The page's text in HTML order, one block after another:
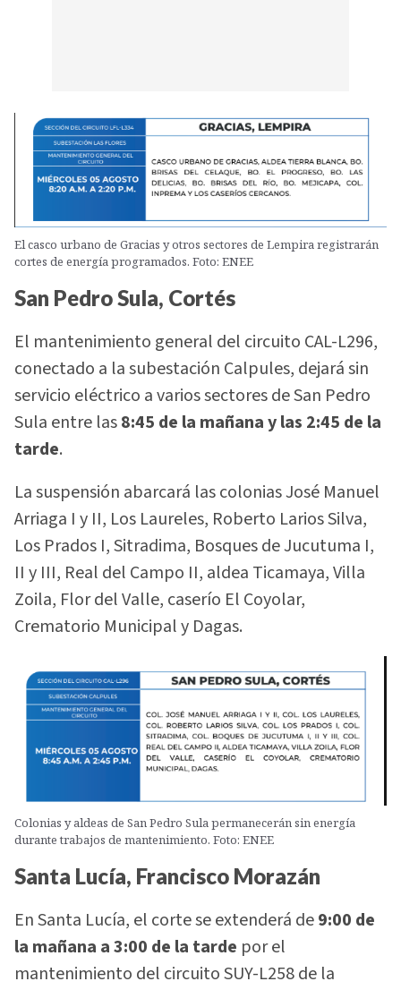
El casco urbano de Gracias y otros sectores de Lempira registrarán
cortes de energía programados. Foto: ENEE
San Pedro Sula, Cortés
El mantenimiento general del circuito CAL-L296,
conectado a la subestación Calpules, dejará sin
servicio eléctrico a varios sectores de San Pedro
Sula entre las8:45 de la mañana y las 2:45 de la
tarde.
La suspensión abarcará las colonias José Manuel
Arriaga I y II, Los Laureles, Roberto Larios Silva,
Los Prados I, Sitradima, Bosques de Jucutuma I,
II y III, Real del Campo II, aldea Ticamaya, Villa
Zoila, Flor del Valle, caserío El Coyolar,
Crematorio Municipal y Dagas.
Colonias y aldeas de San Pedro Sula permanecerán sin energía
durante trabajos de mantenimiento. Foto: ENEE
Santa Lucía, Francisco Morazán
En Santa Lucía, el corte se extenderá de9:00 de
la mañana a 3:00 de la tarde por el
mantenimiento del circuito SUY-L258 de la